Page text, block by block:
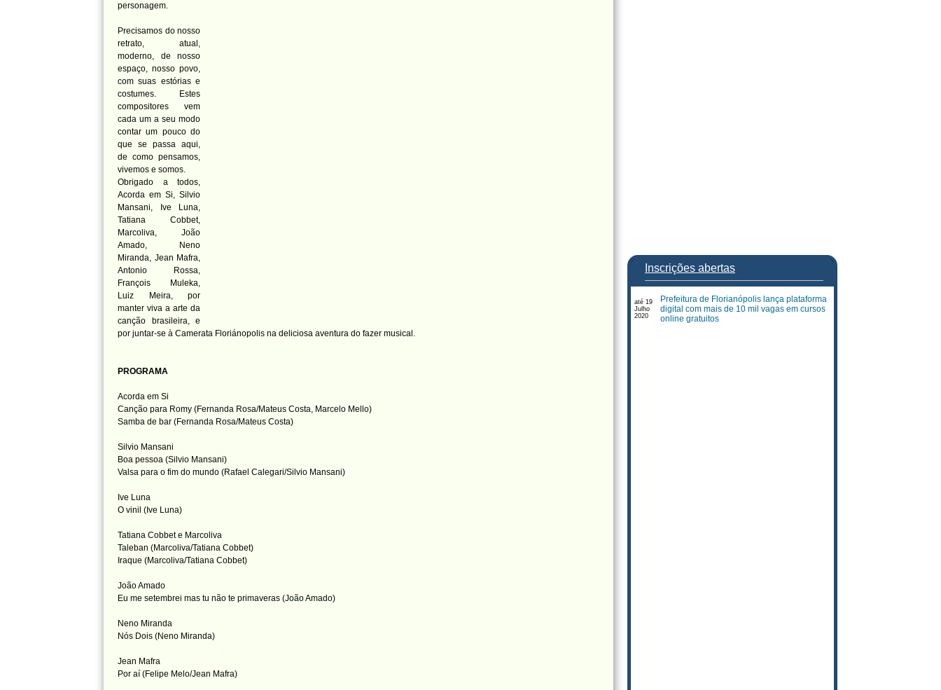
personagem.
Precisamos do nosso
retrato, atual,
moderno, de nosso
espaço, nosso povo,
com suas estórias e
costumes. Estes
compositores vem
cada um a seu modo
contar um pouco do
que se passa aqui,
de como pensamos,
vivemos e somos.
Obrigado a todos,
Acorda em Si, Silvio
Mansani, Ive Luna,
Tatiana Cobbet,
Marcoliva, João
Amado, Neno
Miranda, Jean Mafra,
Antonio Rossa,
François Muleka,
Luiz Meira, por
manter viva a arte da
canção brasileira, e
por juntar-se à Camerata Floriánopolis na deliciosa aventura do fazer musical.
PROGRAMA
Acorda em Si
Canção para Romy (Fernanda Rosa/Mateus Costa, Marcelo Mello)
Samba de bar (Fernanda Rosa/Mateus Costa)
Silvio Mansani
Boa pessoa (Silvio Mansani)
Valsa para o fim do mundo (Rafael Calegari/Silvio Mansani)
Ive Luna
O vinil (Ive Luna)
Tatiana Cobbet e Marcoliva
Taleban (Marcoliva/Tatiana Cobbet)
Iraque (Marcoliva/Tatiana Cobbet)
João Amado
Eu me setembrei mas tu não te primaveras (João Amado)
Neno Miranda
Nós Dois (Neno Miranda)
Jean Mafra
Por aí (Felipe Melo/Jean Mafra)
Inscrições abertas
até 19
Julho
2020
Prefeitura de Florianópolis lança plataforma
digital com mais de 10 mil vagas em cursos
online gratuitos